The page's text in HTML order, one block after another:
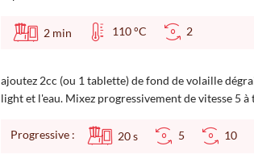
2 min 110 °C 2
ajoutez 2cc (ou 1 tablette) de fond de volaille
light et l'eau. Mixez progressivement de vitesse 5
Progressive : 20s 5 10